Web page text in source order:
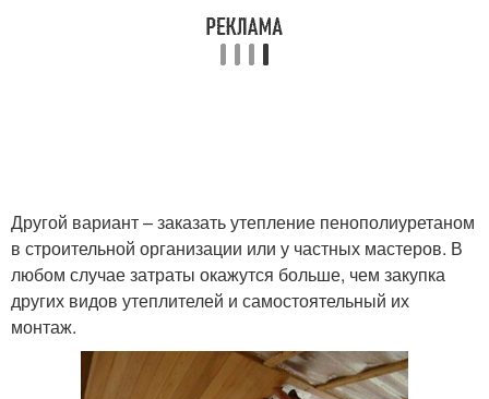
Другой вариант – заказать утепление пенополиуретаном
в строительной организации или у частных мастеров. В
любом случае затраты окажутся больше, чем закупка
других видов утеплителей и самостоятельный их
монтаж.